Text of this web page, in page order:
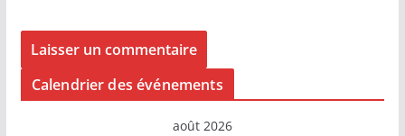
Calendrier des événements
août 2026